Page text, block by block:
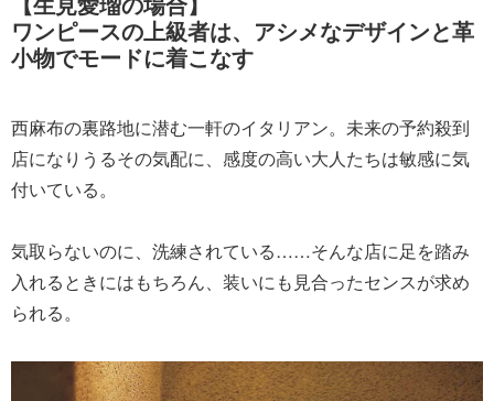
ワンピースの上級者は、アシメなデザインと革
小物でモードに着こなす
西麻布の裏路地に潜む一軒のイタリアン。未来の予約殺到
店になりうるその気配に、感度の高い大人たちは敏感に気
付いている。
気取らないのに、洗練されている……そんな店に足を踏み
入れるときにはもちろん、装いにも見合ったセンスが求め
られる。